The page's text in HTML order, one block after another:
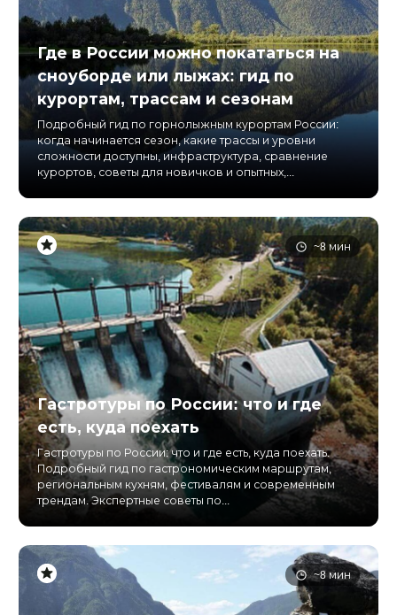
Где в России можно покататься на
сноуборде или лыжах: гид по
курортам, трассам и сезонам
Подробный гид по горнолыжным курортам России:
когда начинается сезон, какие трассы и уровни
сложности доступны, инфраструктура, сравнение
курортов, советы для новичков и опытных,...
~8 мин
Гастротуры по России: что и где
есть, куда поехать
Гастротуры по России: что и где есть, куда поехать.
Подробный гид по гастрономическим маршрутам,
региональным кухням, фестивалям и современным
трендам. Экспертные советы по...
~8 мин